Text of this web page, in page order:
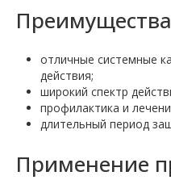
отличные системные
действия;
широкий спектр
профилактика и
длительный период
Применение